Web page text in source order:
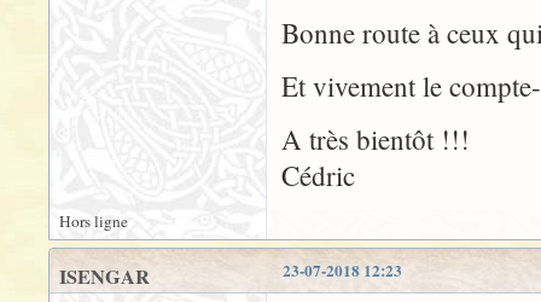
Bonne route à ceux
Et vivement le
A très bientôt !!!
Cédric
Hors ligne
23-07-2018 12:23
ISENGAR